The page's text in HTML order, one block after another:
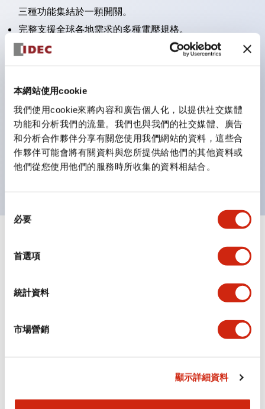
本網站使用cookie
我們使用cookie來將內容和廣告個人化，以提供社交媒體
功能和分析我們的流量。我們也與我們的社交媒體、廣告
和分析合作夥伴分享有關您使用我們網站的資料，這些合
作夥伴可能會將有關資料與您所提供給他們的其他資料或
他們從您使用他們的服務時所收集的資料相結合。
必要
首選項
統計資料
市場營銷
顯示詳細資料
三種功能集結於一顆開關。
完整支援全球各地需求的多種電壓規格。
一顆 LED 燈泡即可呈現六種顏色（LSRD 燈泡）。以往
需分色管理的 LED 燈泡，如今可用單一顆燈泡呈現多種
可清楚辨識正方平頭形指示燈的亮燈/熄燈狀態，以及點
燈時的顏色識別。
符合 ISO 3864-4 安全色規範：在危險或緊急狀況下，
顏色表現更明確鮮明，便於更多人識別。
顯示全部+
環境規範
安裝和安裝規範